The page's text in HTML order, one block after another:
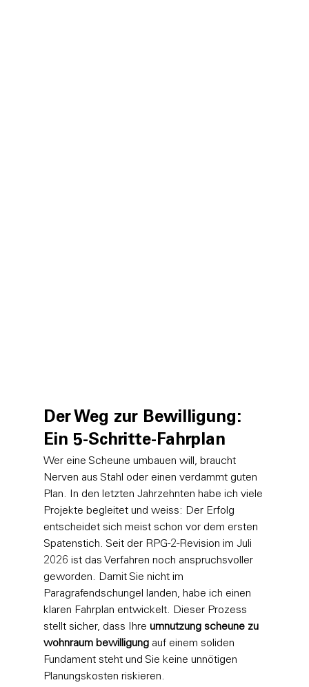
Der Weg zur Bewilligung:
Ein 5-Schritte-Fahrplan
Wer eine Scheune umbauen will, braucht
Nerven aus Stahl oder einen verdammt guten
Plan. In den letzten Jahrzehnten habe ich viele
Projekte begleitet und weiss: Der Erfolg
entscheidet sich meist schon vor dem ersten
Spatenstich. Seit der RPG-2-Revision im Juli
2026 ist das Verfahren noch anspruchsvoller
geworden. Damit Sie nicht im
Paragrafendschungel landen, habe ich einen
klaren Fahrplan entwickelt. Dieser Prozess
stellt sicher, dass Ihre umnutzung scheune zu
wohnraum bewilligung auf einem soliden
Fundament steht und Sie keine unnötigen
Planungskosten riskieren.